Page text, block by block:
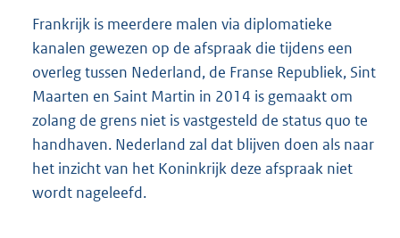
Frankrijk is meerdere malen via diplomatieke
kanalen gewezen op de afspraak die tijdens een
overleg tussen Nederland, de Franse Republiek, Sint
Maarten en Saint Martin in 2014 is gemaakt om
zolang de grens niet is vastgesteld de status quo te
handhaven. Nederland zal dat blijven doen als naar
het inzicht van het Koninkrijk deze afspraak niet
wordt nageleefd.